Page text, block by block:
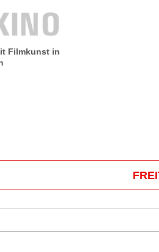
Filmkunst in